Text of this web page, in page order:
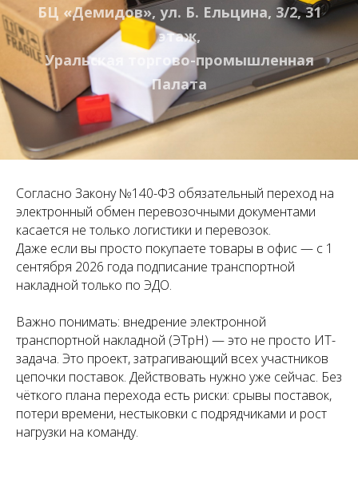
БЦ «Демидов», ул. Б. Ельцина, 3/2, 31
этаж,
Уральская торгово-промышленная
Палата
Согласно Закону №140-ФЗ обязательный переход на
электронный обмен перевозочными документами
касается не только логистики и перевозок.
Даже если вы просто покупаете товары в офис — с 1
сентября 2026 года подписание транспортной
накладной только по ЭДО.
Важно понимать: внедрение электронной
транспортной накладной (ЭТрН) — это не просто ИТ-
задача. Это проект, затрагивающий всех участников
цепочки поставок. Действовать нужно уже сейчас. Без
чёткого плана перехода есть риски: срывы поставок,
потери времени, нестыковки с подрядчиками и рост
нагрузки на команду.